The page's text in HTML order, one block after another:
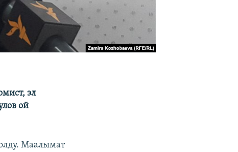
эл
ой
Маалымат